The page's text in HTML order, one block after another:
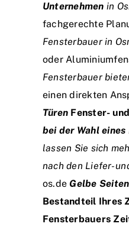
Unternehmen in
fachgerechte
Fensterbauer in
oder
Fensterbauer
einen direkten
Türen Fenster-
bei der Wahl
lassen Sie sich
nach den Liefer-
os.de Gelbe
Bestandteil Ihres
Fensterbauers